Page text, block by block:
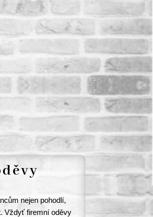
nejen pohodlí,
Vždyť firemní oděvy